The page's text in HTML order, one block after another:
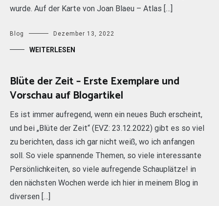
wurde. Auf der Karte von Joan Blaeu – Atlas […]
Blog Dezember 13, 2022
WEITERLESEN
Blüte der Zeit – Erste Exemplare und
Vorschau auf Blogartikel
Es ist immer aufregend, wenn ein neues Buch erscheint,
und bei „Blüte der Zeit“ (EVZ: 23.12.2022) gibt es so viel
zu berichten, dass ich gar nicht weiß, wo ich anfangen
soll. So viele spannende Themen, so viele interessante
Persönlichkeiten, so viele aufregende Schauplätze! in
den nächsten Wochen werde ich hier in meinem Blog in
diversen […]